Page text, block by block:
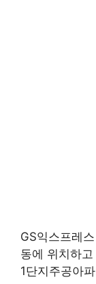
GS익스프레
동에 위치하
1단지주공아